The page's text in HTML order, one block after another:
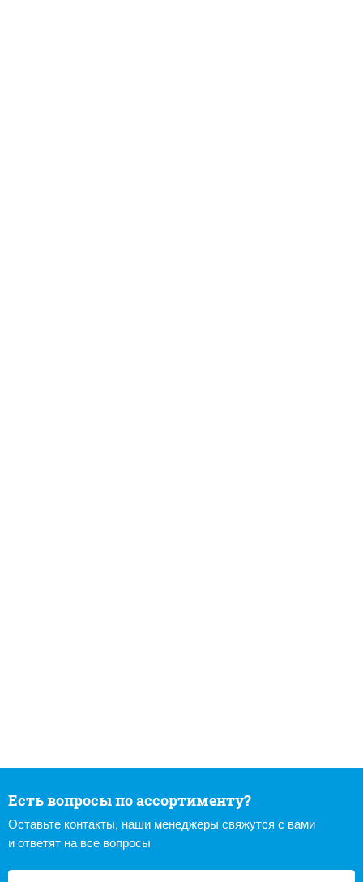
Есть вопросы по ассортименту?
Оставьте контакты, наши менеджеры свяжутся с вами
и ответят на все вопросы